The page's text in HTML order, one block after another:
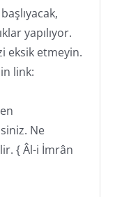
yapılıyor.
eksik etmeyin.
link:
Ne
{ Âl-i İmrân